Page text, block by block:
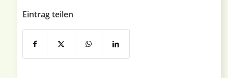
Eintrag teilen